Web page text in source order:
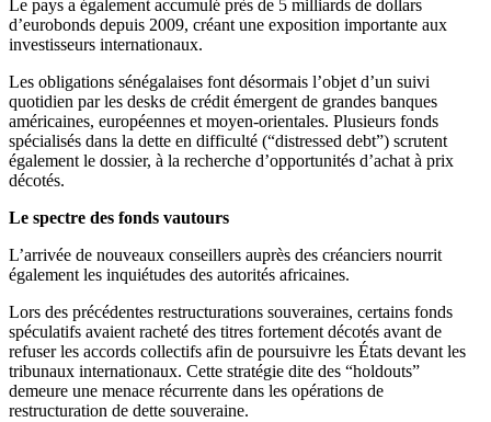
Le pays a également accumulé près de 5 milliards de dollars
d’eurobonds depuis 2009, créant une exposition importante aux
investisseurs internationaux.
Les obligations sénégalaises font désormais l’objet d’un suivi
quotidien par les desks de crédit émergent de grandes banques
américaines, européennes et moyen-orientales. Plusieurs fonds
spécialisés dans la dette en difficulté (“distressed debt”) scrutent
également le dossier, à la recherche d’opportunités d’achat à prix
décotés.
Le spectre des fonds vautours
L’arrivée de nouveaux conseillers auprès des créanciers nourrit
également les inquiétudes des autorités africaines.
Lors des précédentes restructurations souveraines, certains fonds
spéculatifs avaient racheté des titres fortement décotés avant de
refuser les accords collectifs afin de poursuivre les États devant les
tribunaux internationaux. Cette stratégie dite des “holdouts”
demeure une menace récurrente dans les opérations de
restructuration de dette souveraine.